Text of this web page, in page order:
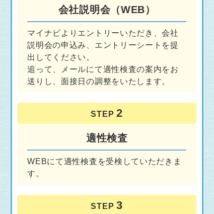
会社説明会（WEB）
マイナビよりエントリーいただき、会社
説明会の申込み、エントリーシートを提
出してください。
追って、メールにて適性検査の案内をお
送りし、面接日の調整をいたします。
STEP
適性検査
WEBにて適性検査を受検していただきま
す。
STEP